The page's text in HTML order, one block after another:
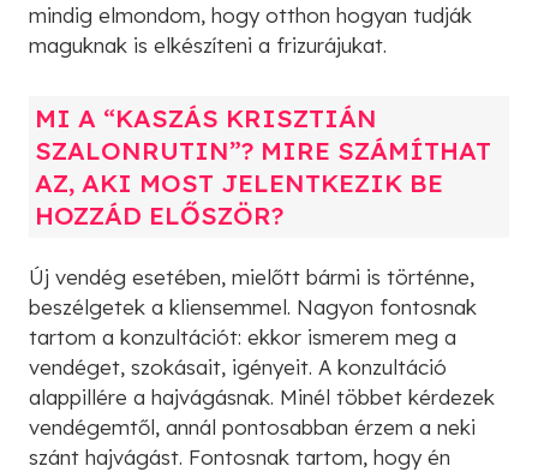
mindig elmondom, hogy otthon hogyan tudják
maguknak is elkészíteni a frizurájukat.
MI A “KASZÁS KRISZTIÁN
SZALONRUTIN”? MIRE SZÁMÍTHAT
AZ, AKI MOST JELENTKEZIK BE
HOZZÁD ELŐSZÖR?
Új vendég esetében, mielőtt bármi is történne,
beszélgetek a kliensemmel. Nagyon fontosnak
tartom a konzultációt: ekkor ismerem meg a
vendéget, szokásait, igényeit. A konzultáció
alappillére a hajvágásnak. Minél többet kérdezek
vendégemtől, annál pontosabban érzem a neki
szánt hajvágást. Fontosnak tartom, hogy én